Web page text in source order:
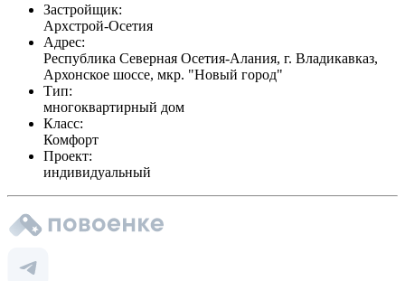
Застройщик:
Архстрой-Осетия
Адрес:
Республика Северная Осетия-Алания, г. Владикавказ,
Архонское шоссе, мкр. "Новый город"
Тип:
многоквартирный дом
Класс:
Комфорт
Проект:
индивидуальный